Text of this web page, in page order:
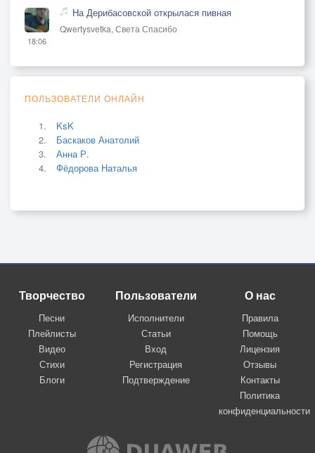
18:06
На Дерибасовской открылася пивная
Qwertysvetka, Света Спасибо
ПОЛЬЗОВАТЕЛИ ОНЛАЙН
KsK
Баскаков Анатолий
Анна Р.
Фёдорова Наталья
Творчество
Песни
Плейлисты
Видео
Стихи
Блоги
Пользователи
Исполнители
Статьи
Вход
Регистрация
Подтверждение
О нас
Правила
Помощь
Лицензия
Отзывы
Контакты
Политика
конфиденциальности